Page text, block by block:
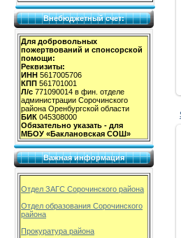
Внебюджетный счет:
Для добровольных
пожертвований и спонсорской
помощи:
Реквизиты:
ИНН 5617005706
КПП 561701001
Л/с 771090014 в фин. отделе
администрации Сорочинского
района Оренбургской области
БИК 045308000
Обязательно указать - для
МБОУ «Баклановская СОШ»
Важная информация
Отдел ЗАГС Сорочинского района
Отдел образования Сорочинского
района
Прокуратура района